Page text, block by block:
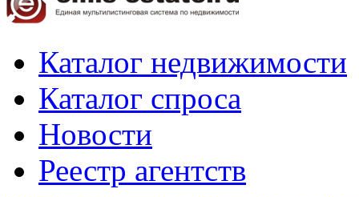
Каталог недвижимости
Каталог спроса
Новости
Реестр агентств